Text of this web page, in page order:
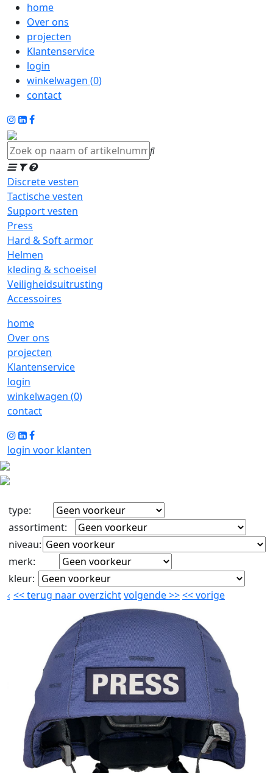
home
Over ons
projecten
Klantenservice
login
winkelwagen (0)
contact
Discrete vesten
Tactische vesten
Support vesten
Press
Hard & Soft armor
Helmen
kleding & schoeisel
Veiligheidsuitrusting
Accessoires
home
Over ons
projecten
Klantenservice
login
winkelwagen (0)
contact
login voor klanten
type:
assortiment:
niveau:
merk:
kleur:
<<terug naar overzichtvolgende>><<vorige